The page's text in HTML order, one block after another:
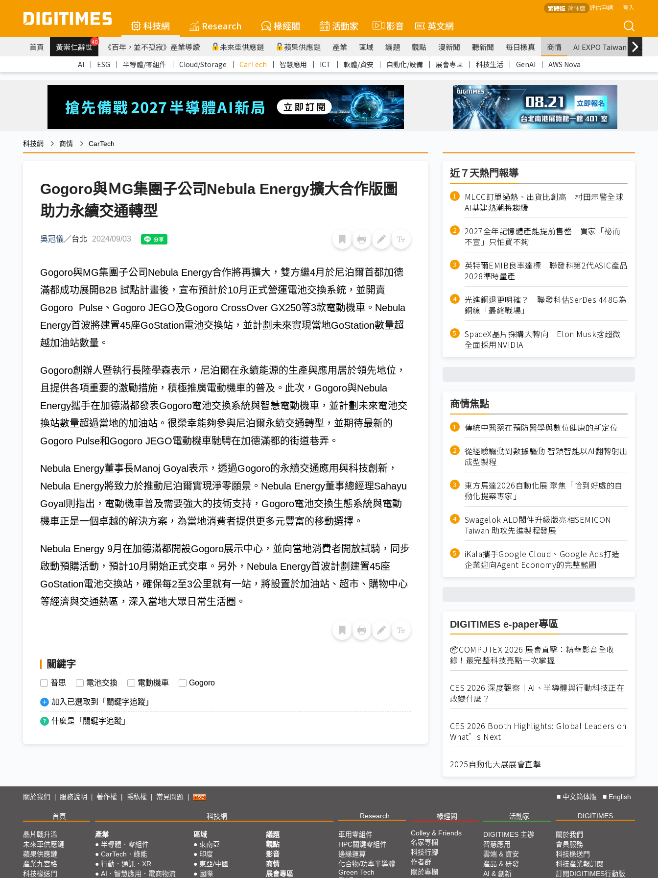
繁體版 简体版 評估申請 登入
科技網 Research 椽經閣 活動家 影音 英文網
首頁 黃崇仁辭世40 《百年，並不孤寂》產業導讀 未來車供應鏈 蘋果供應鏈 產業 區域 議題 觀點 漫新聞 聽新聞 每日椽真 商情 AI EXPO Taiwan
AI ｜ ESG ｜ 半導體/零組件 ｜ Cloud/Storage ｜ CarTech ｜ 智慧應用 ｜ ICT ｜ 軟體/資安 ｜ 自動化/設備 ｜ 展會專區 ｜ 科技生活 ｜ GenAI ｜ AWS Nova
科技網 商情 CarTech
Gogoro與ＭG集團子公司Nebula Energy擴大合作版圖
助力永續交通轉型
吳冠儀／台北 2024/09/03
Gogoro與MG集團子公司Nebula Energy合作將再擴大，雙方繼4月於尼泊爾首都加德
滿都成功展開B2B 試點計畫後，宣布預計於10月正式營運電池交換系統，並開賣
Gogoro Pulse、Gogoro JEGO及Gogoro CrossOver GX250等3款電動機車。Nebula
Energy首波將建置45座GoStation電池交換站，並計劃未來實現當地GoStation數量超
越加油站數量。
Gogoro創辦人暨執行長陸學森表示，尼泊爾在永續能源的生產與應用居於領先地位，
且提供各項重要的激勵措施，積極推廣電動機車的普及。此次，Gogoro與Nebula
Energy攜手在加德滿都發表Gogoro電池交換系統與智慧電動機車，並計劃未來電池交
換站數量超過當地的加油站。很榮幸能夠參與尼泊爾永續交通轉型，並期待最新的
Gogoro Pulse和Gogoro JEGO電動機車馳騁在加德滿都的街道巷弄。
Nebula Energy董事長Manoj Goyal表示，透過Gogoro的永續交通應用與科技創新，
Nebula Energy將致力於推動尼泊爾實現淨零願景。Nebula Energy董事總經理Sahayu
Goyal則指出，電動機車普及需要強大的技術支持，Gogoro電池交換生態系統與電動
機車正是一個卓越的解決方案，為當地消費者提供更多元豐富的移動選擇。
Nebula Energy 9月在加德滿都開設Gogoro展示中心，並向當地消費者開放試騎，同步
啟動預購活動，預計10月開始正式交車。另外，Nebula Energy首波計劃建置45座
GoStation電池交換站，確保每2至3公里就有一站，將設置於加油站、超市、購物中心
等經濟與交通熱區，深入當地大眾日常生活圈。
關鍵字
普思 電池交換 電動機車 Gogoro
加入已選取到「關鍵字追蹤」
什麼是「關鍵字追蹤」
近７天熱門報導
MLCC訂單過熱、出貨比創高 村田示警全球
AI基建熱潮將趨緩
2027全年記憶體產能提前售罄 買家「祕而
不宣」只怕買不夠
英特爾EMIB良率達標 聯發科第2代ASIC產品
2028準時量產
光進銅退更明確？ 聯發科估SerDes 448G為
銅線「最終戰場」
SpaceX晶片採購大轉向 Elon Musk捨超微
全面採用NVIDIA
商情焦點
傳統中醫藥在預防醫學與數位健康的新定位
從經驗驅動到數據驅動 智穎智能以AI翻轉射出
成型製程
東方馬達2026自動化展 聚焦「恰到好處的自
動化提案專家」
Swagelok ALD閥件升級版亮相SEMICON
Taiwan 助攻先進製程發展
iKala攜手Google Cloud、Google Ads打造
企業迎向Agent Economy的完整藍圖
DIGITIMES e-paper專區
📦COMPUTEX 2026 展會直擊：精華影音全收
錄！最完整科技亮點一次掌握
CES 2026 深度觀察｜AI、半導體與行動科技正在
改變什麼？
CES 2026 Booth Highlights: Global Leaders on
What’s Next
2025自動化大展展會直擊
2025 SEMICON展會直擊
🔥2025 COMPUTEX 展場直擊！🔥AI應用全面進
關於我們 服務說明 著作權 隱私權 常見問題 ■ 中文简体版 ■ English
首頁 科技網 Research 椽經閣 活動家 DIGITIMES
晶片戰升溫
未來車供應鏈
蘋果供應鏈
產業九宮格
科技椽送門
產業
● 半導體．零組件
● CarTech．綠能
● 行動．通訊．XR
● AI．智慧應用．電商物流
區域
● 東南亞
● 印度
● 東亞/中國
● 國際
議題
觀點
影音
商情
展會專區
車用零組件
HPC關鍵零組件
邊緣運算
化合物/功率半導體
Green Tech
Colley & Friends
名家專欄
科技行腳
作者群
關於專欄
DIGITIMES 主辦
智慧應用
雲端 & 資安
產品 & 研發
AI & 創新
關於我們
會員服務
科技椽送門
科技產業報訂閱
訂閱DIGITIMES行動版